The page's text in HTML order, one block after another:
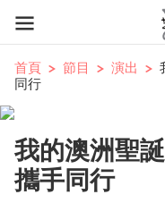
首頁 節目 演出
同行
我的澳洲聖
攜手同行